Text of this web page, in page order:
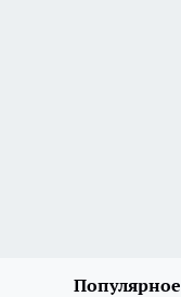
Популярное